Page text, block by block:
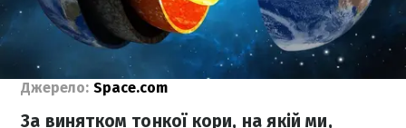
Джерело: Space.com
За винятком тонкої кори, на якій ми,